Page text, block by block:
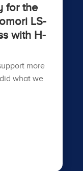
for the
LS-
with H-
more
what we